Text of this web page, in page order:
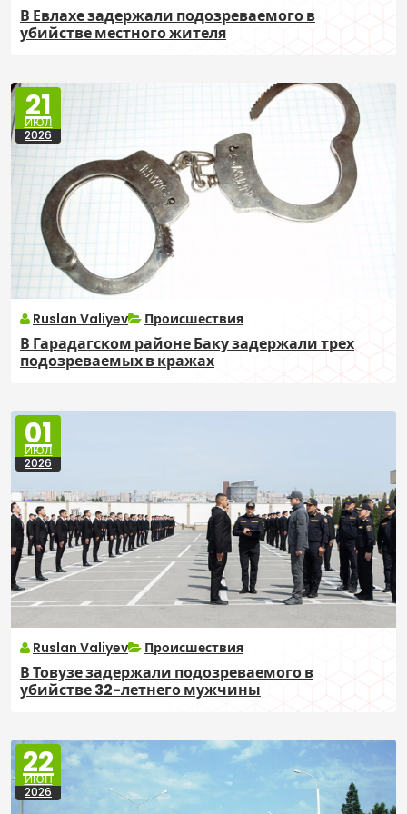
В Евлахе задержали подозреваемого в
убийстве местного жителя
21
ИЮЛ
2026
Ruslan Valiyev Происшествия
В Гарадагском районе Баку задержали трех
подозреваемых в кражах
01
ИЮЛ
2026
Ruslan Valiyev Происшествия
В Товузе задержали подозреваемого в
убийстве 32-летнего мужчины
22
ИЮН
2026